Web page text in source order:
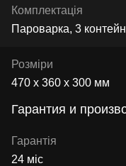
Комплектація
Пароварка, 3
Розміри
470 х 360 х 300 мм
Гарантия и
Гарантія
24 міс